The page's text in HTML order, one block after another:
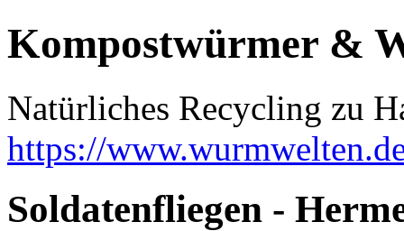
Kompostwürmer &
Natürliches Recycling zu
https://
Soldatenfliegen -